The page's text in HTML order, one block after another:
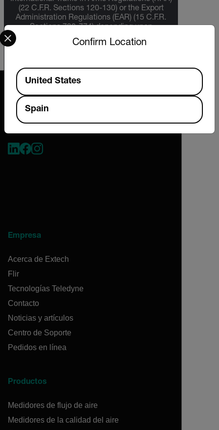
(22 C.F.R. Sections 120-130) or the Export
Administration Regulations (EAR) (15 C.F.R.
Sections 730-774) depending upon
specifications for the final product; jurisdiction
and classification will be provided upon request.
Empresa
Acerca de Extech
Flir
Tecnologías Teledyne
Contacto
Noticias y artículos
Centro de Soporte
Pedidos en línea
Productos
Medidores de flujo de aire
Medidores de la calidad del aire
Confirm Location
Select your preferred country and language from the
Available Locations
United States
Spain